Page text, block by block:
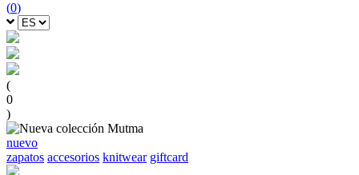
(0)
(
0
)
nuevo
zapatos accesorios knitwear giftcard